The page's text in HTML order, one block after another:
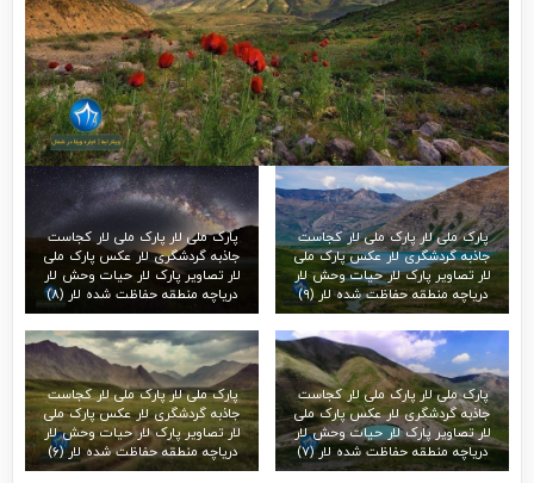
پارک ملی لار پارک ملی لار کجاست
جاذبه گردشگری لار عکس پارک ملی
لار تصاویر پارک لار حیات وحش لار
دریاچه منطقه حفاظت شده لار (۹)
پارک ملی لار پارک ملی لار کجاست
جاذبه گردشگری لار عکس پارک ملی
لار تصاویر پارک لار حیات وحش لار
دریاچه منطقه حفاظت شده لار (۸)
پارک ملی لار پارک ملی لار کجاست
جاذبه گردشگری لار عکس پارک ملی
لار تصاویر پارک لار حیات وحش لار
دریاچه منطقه حفاظت شده لار (۷)
پارک ملی لار پارک ملی لار کجاست
جاذبه گردشگری لار عکس پارک ملی
لار تصاویر پارک لار حیات وحش لار
دریاچه منطقه حفاظت شده لار (۶)